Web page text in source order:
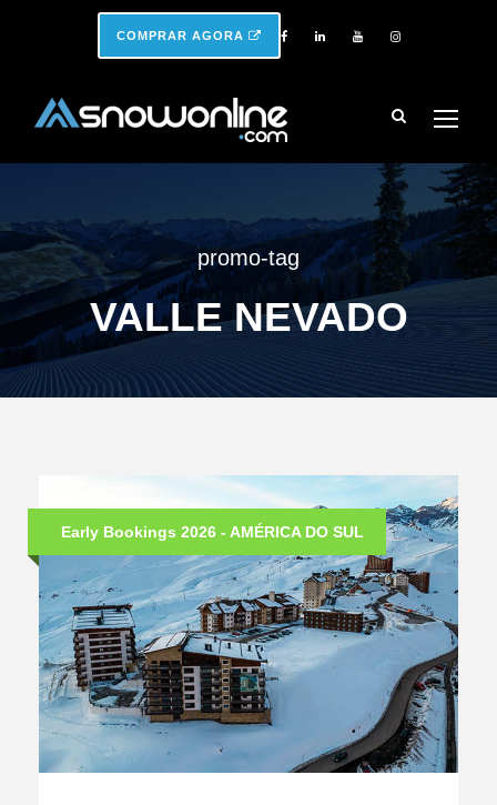
COMPRAR AGORA
promo-tag
VALLE NEVADO
Early Bookings 2026 - AMÉRICA DO SUL